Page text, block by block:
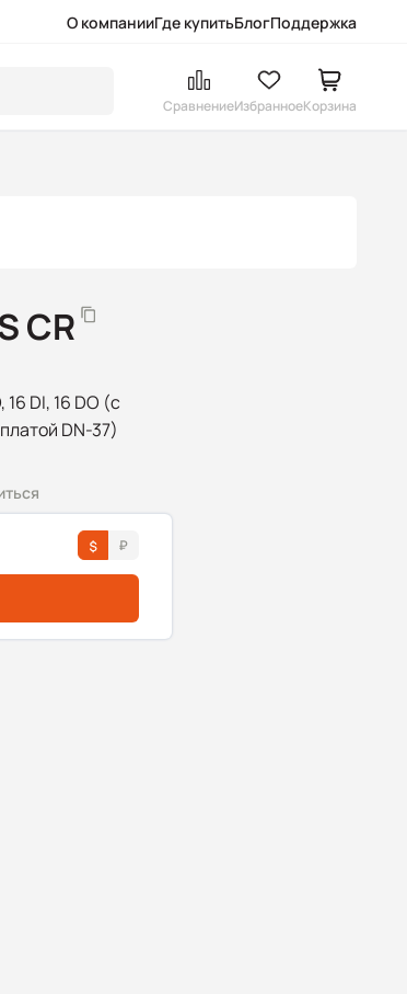
О компанииГде купитьБлогПоддержка
СравнениеИзбранноеКорзина
CR
DI, 16 DO (с
DN-37)